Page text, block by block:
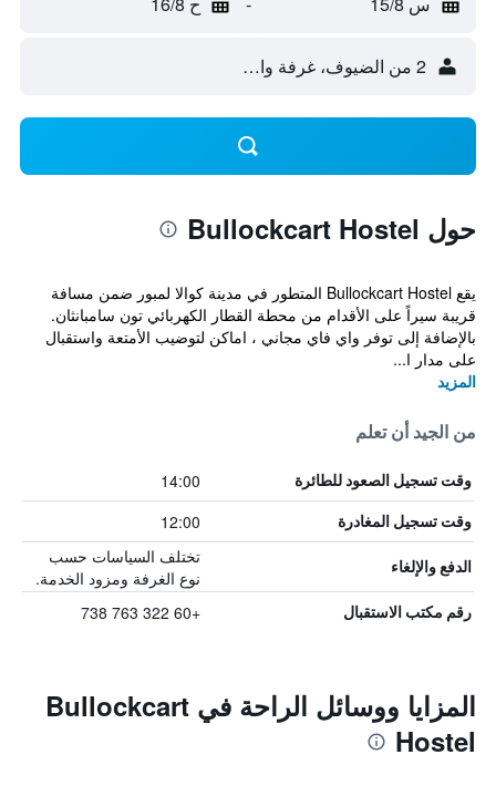
2 من الضيوف، غرفة واحدة
حول Bullockcart Hostel
يقع Bullockcart Hostel المتطور في مدينة كوالا لمبور ضمن مسافة
قريبة سيراً على الأقدام من محطة القطار الكهربائي تون سامبانثان.
بالإضافة إلى توفر واي فاي مجاني ، اماكن لتوضيب الأمتعة واستقبال
على مدار ا...
المزيد
من الجيد أن تعلم
وقت تسجيل الصعود للطائرة 14:00
وقت تسجيل المغادرة 12:00
الدفع والإلغاء
تختلف السياسات حسب
نوع الغرفة ومزود الخدمة.
رقم مكتب الاستقبال +60 322 763 738
المزايا ووسائل الراحة في Bullockcart
Hostel